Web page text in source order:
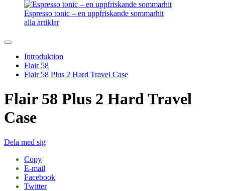
Espresso tonic – en uppfriskande sommarhit
alla artiklar
Introduktion
Flair 58
Flair 58 Plus 2 Hard Travel Case
Flair 58 Plus 2 Hard Travel
Case
Dela med sig
Copy
E-mail
Facebook
Twitter